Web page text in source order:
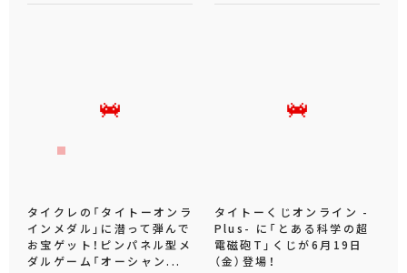
タイクレの「タイトーオンラ
インメダル」に潜って弾んで
お宝ゲット！ピンパネル型メ
ダルゲーム「オーシャン...
タイトーくじオンライン -
Plus- に「とある科学の超
電磁砲T」くじが6月19日
（金）登場！